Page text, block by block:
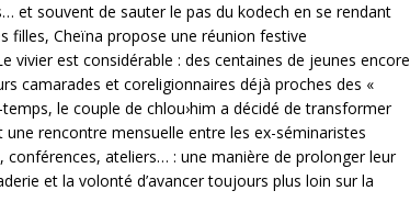
et souvent de sauter le pas du kodech en se rendant
filles, Cheïna propose une réunion festive
vivier est considérable : des centaines de jeunes encore
camarades et coreligionnaires déjà proches des «
le couple de chlou›him a décidé de transformer
rencontre mensuelle entre les ex-séminaristes
conférences, ateliers… : une manière de prolonger leur
et la volonté d’avancer toujours plus loin sur la